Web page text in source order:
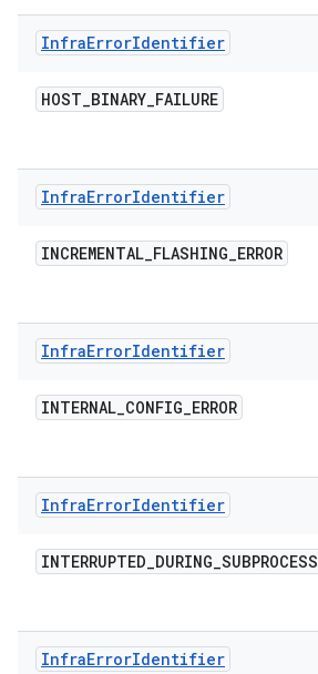
InfraErrorIdentifier
HOST_BINARY_FAILURE
InfraErrorIdentifier
INCREMENTAL_FLASHING_ERROR
InfraErrorIdentifier
INTERNAL_CONFIG_ERROR
InfraErrorIdentifier
INTERRUPTED_DURING_SUBPROCESS
InfraErrorIdentifier